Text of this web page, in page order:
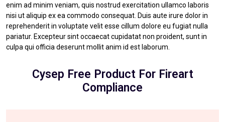
enim ad minim veniam, quis nostrud exercitation ullamco laboris
nisi ut aliquip ex ea commodo consequat. Duis aute irure dolor in
reprehenderit in voluptate velit esse cillum dolore eu fugiat nulla
pariatur. Excepteur sint occaecat cupidatat non proident, sunt in
culpa qui officia deserunt mollit anim id est laborum.
Cysep Free Product For Fireart
Compliance